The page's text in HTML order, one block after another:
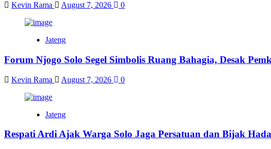
Kevin Rama August 7, 2026 0
Jateng
Forum Njogo Solo Segel Simbolis Ruang Bahagia, Desak
Kevin Rama August 7, 2026 0
Jateng
Respati Ardi Ajak Warga Solo Jaga Persatuan dan Bijak